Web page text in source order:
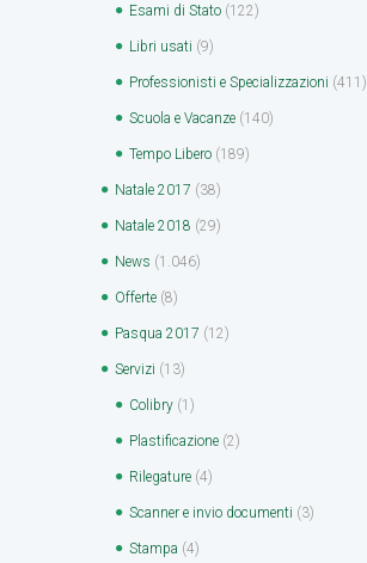
Esami di Stato (122)
Libri usati (9)
Professionisti e Specializzazioni (411)
Scuola e Vacanze (140)
Tempo Libero (189)
Natale 2017 (38)
Natale 2018 (29)
News (1.046)
Offerte (8)
Pasqua 2017 (12)
Servizi (13)
Colibry (1)
Plastificazione (2)
Rilegature (4)
Scanner e invio documenti (3)
Stampa (4)